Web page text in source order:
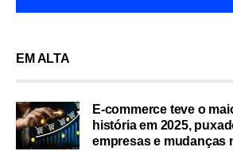
EM ALTA
E-commerce teve o
história em 2025,
empresas e mudanças